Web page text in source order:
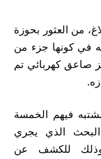
من العثور بحوزة
في كونها جزء من
صاعق كهربائي تم
فيهم الخمسة
الذي يجري
وذلك للكشف عن